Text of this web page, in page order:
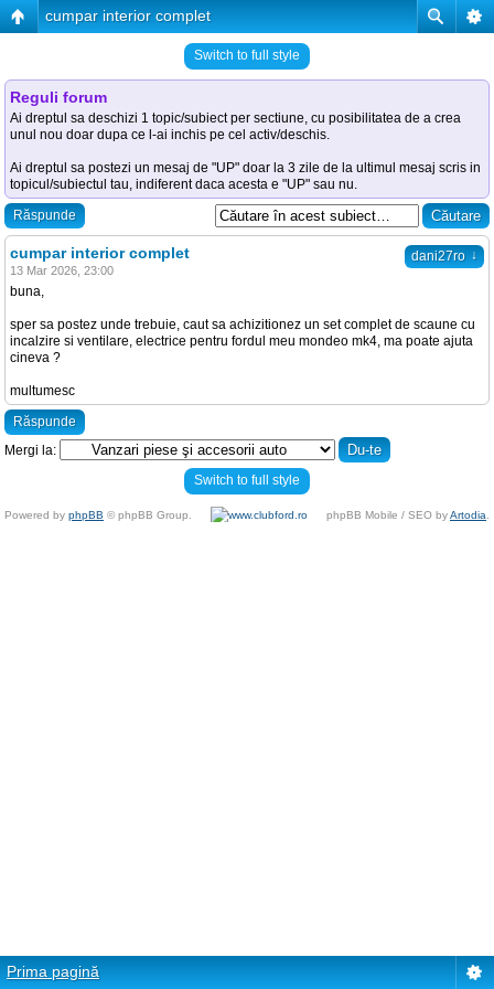
cumpar interior complet
Switch to full style
Reguli forum
Ai dreptul sa deschizi 1 topic/subiect per sectiune, cu posibilitatea de a crea
unul nou doar dupa ce l-ai inchis pe cel activ/deschis.
Ai dreptul sa postezi un mesaj de "UP" doar la 3 zile de la ultimul mesaj scris in
topicul/subiectul tau, indiferent daca acesta e "UP" sau nu.
Răspunde
dani27ro ↓
cumpar interior complet
13 Mar 2026, 23:00
buna,
sper sa postez unde trebuie, caut sa achizitionez un set complet de scaune cu
incalzire si ventilare, electrice pentru fordul meu mondeo mk4, ma poate ajuta
cineva ?
multumesc
Răspunde
Mergi la:
Switch to full style
Powered by phpBB © phpBB Group. phpBB Mobile / SEO byArtodia
Prima pagină